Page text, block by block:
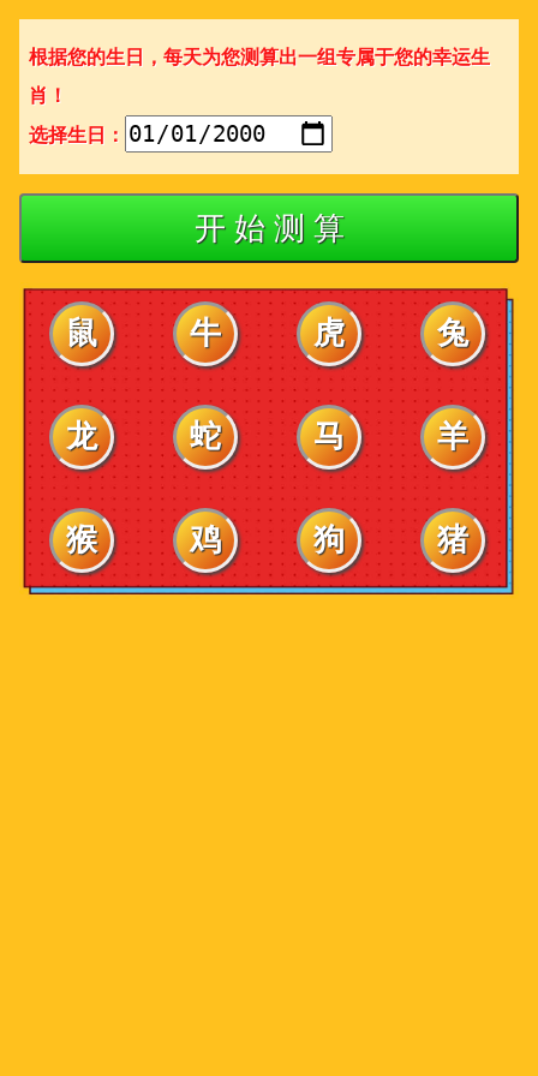
根据您的生日，每天为您测算出一组专属于您的幸运生
肖！
选择生日：
开 始 测 算
鼠 牛 虎 兔
龙 蛇 马 羊
猴 鸡 狗 猪